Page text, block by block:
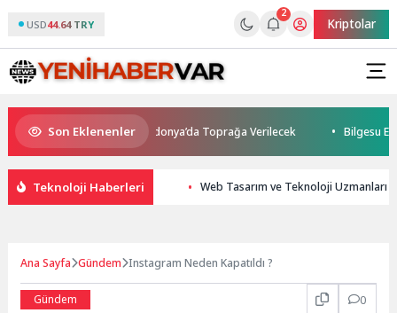
USD44.64 TRY
2
Kriptolar
Son Eklenenler
Kaybetti: Kuzey Makedonya’da Toprağa Verilecek Bilgesu
Teknoloji Haberleri Web Tasarım ve Teknoloji Uzmanları
Ana Sayfa Gündem Instagram Neden Kapatıldı ?
Gündem 0